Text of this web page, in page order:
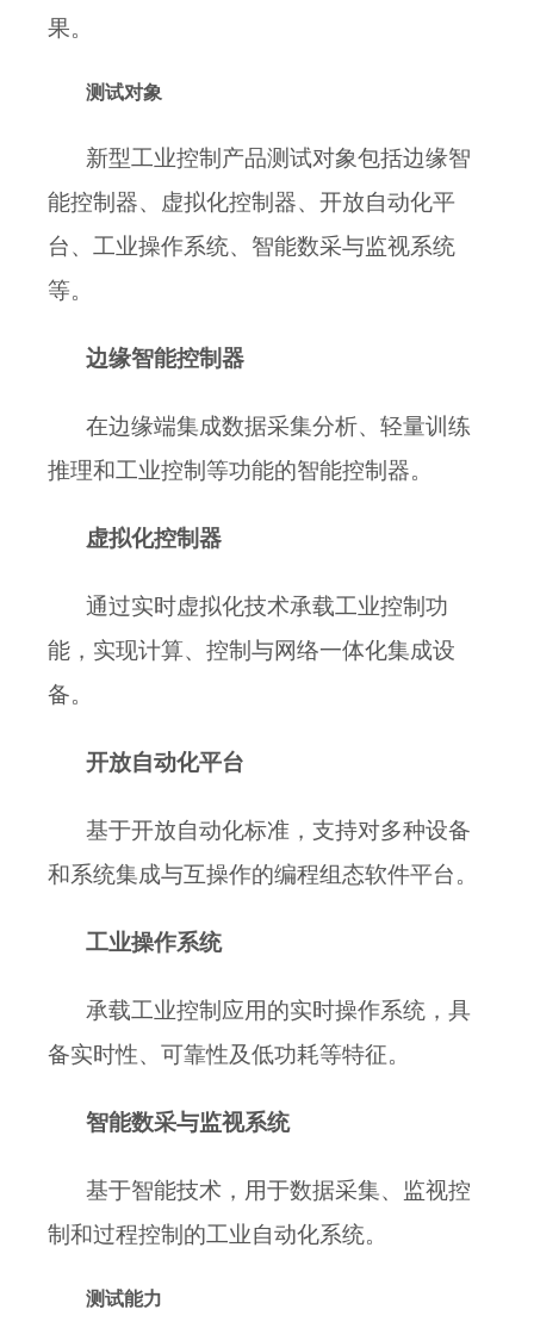
果。
测试对象
新型工业控制产品测试对象包括边缘智
能控制器、虚拟化控制器、开放自动化平
台、工业操作系统、 智能数采与监视系统
等。
边缘智能控制器
在边缘端集成数据采集分析、 轻量训练
推理和工业控制等功能的智能控制器。
虚拟化控制器
通过实时虚拟化技术承载工业控制功
能，实现计算、控制与网络一体化集成设
备。
开放自动化平台
基于开放自动化标准， 支持对多种设备
和系统集成与互操作的编程组态软件平台。
工业操作系统
承载工业控制应用的实时操作系统，具
备实时性、可靠性及低功耗等特征。
智能数采与监视系统
基于智能技术，用于数据采集、监视控
制和过程控制的工业自动化系统。
测试能力